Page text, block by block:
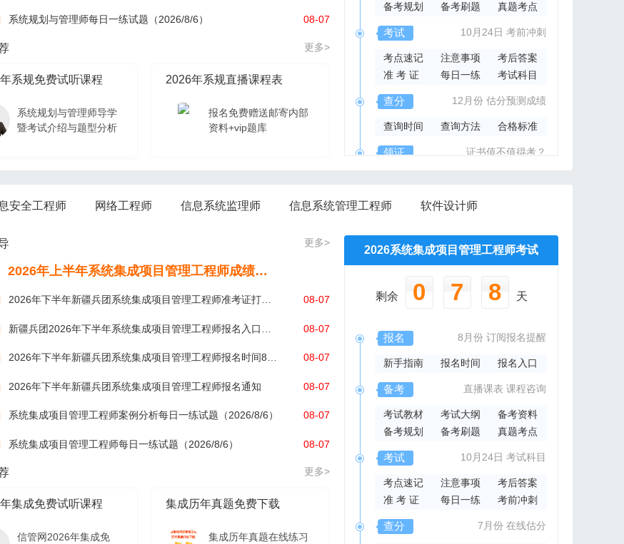
系统规划与管理师每日一练试题（2026/8/6） 08-07
更多>
系规免费试听课程
系统规划与管理师导学
暨考试介绍与题型分析
2026年系规直播课程表
报名免费赠送邮寄内部
资料+vip题库
2026年系规内部辅导资料
报班免费邮寄辅导资料
信管网精心组编资料集
系统规划与管理师导学
备考规划
备考刷题 真题考点
考试 10月24日 考前冲刺
考点速记 注意事项
考后答案
准 考 证
每日一练 考试科目
查分 12月份 估分预测成绩
查询时间 查询方法 合格标准
领证 证书值不值得考？
安全工程师 网络工程师 信息系统监理师 信息系统管理工程师 软件设计师
更多>
2026年上半年系统集成项目管理工程师成绩考后多久公布？
08-07
08-07
08-07
2026年下半年新疆兵团系统集成项目管理工程师报名通知 08-07
系统集成项目管理工程师案例分析每日一练试题（2026/8/6） 08-07
系统集成项目管理工程师每日一练试题（2026/8/6） 08-07
更多>
集成免费试听课程
信管网2026年集成免
集成历年真题免费下载
集成历年真题在线练习
2026年集成官方指导书
2026系统集成项目管
2026系统集成项目管理工程师考试
剩余 0 7 8 天
报名 8月份 订阅报名提醒
新手指南 报名时间 报名入口
备考 直播课表 课程咨询
考试教材 考试大纲
备考资料
备考规划
备考刷题 真题考点
考试 10月24日 考试科目
考点速记 注意事项
考后答案
准 考 证
每日一练 考前冲刺
查分 7月份 在线估分